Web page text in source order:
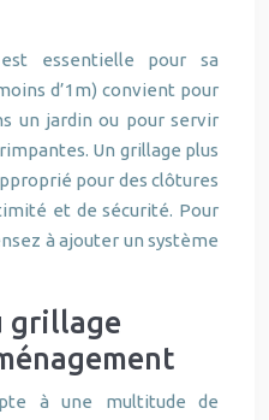
essentielle pour sa
d’1m) convient pour
un jardin ou pour servir
Un grillage plus
pour des clôtures
et de sécurité. Pour
à ajouter un système
grillage
à une multitude de